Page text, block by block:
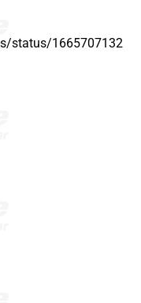
status/1665707132